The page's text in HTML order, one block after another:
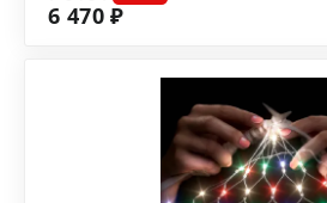
6 470 ₽